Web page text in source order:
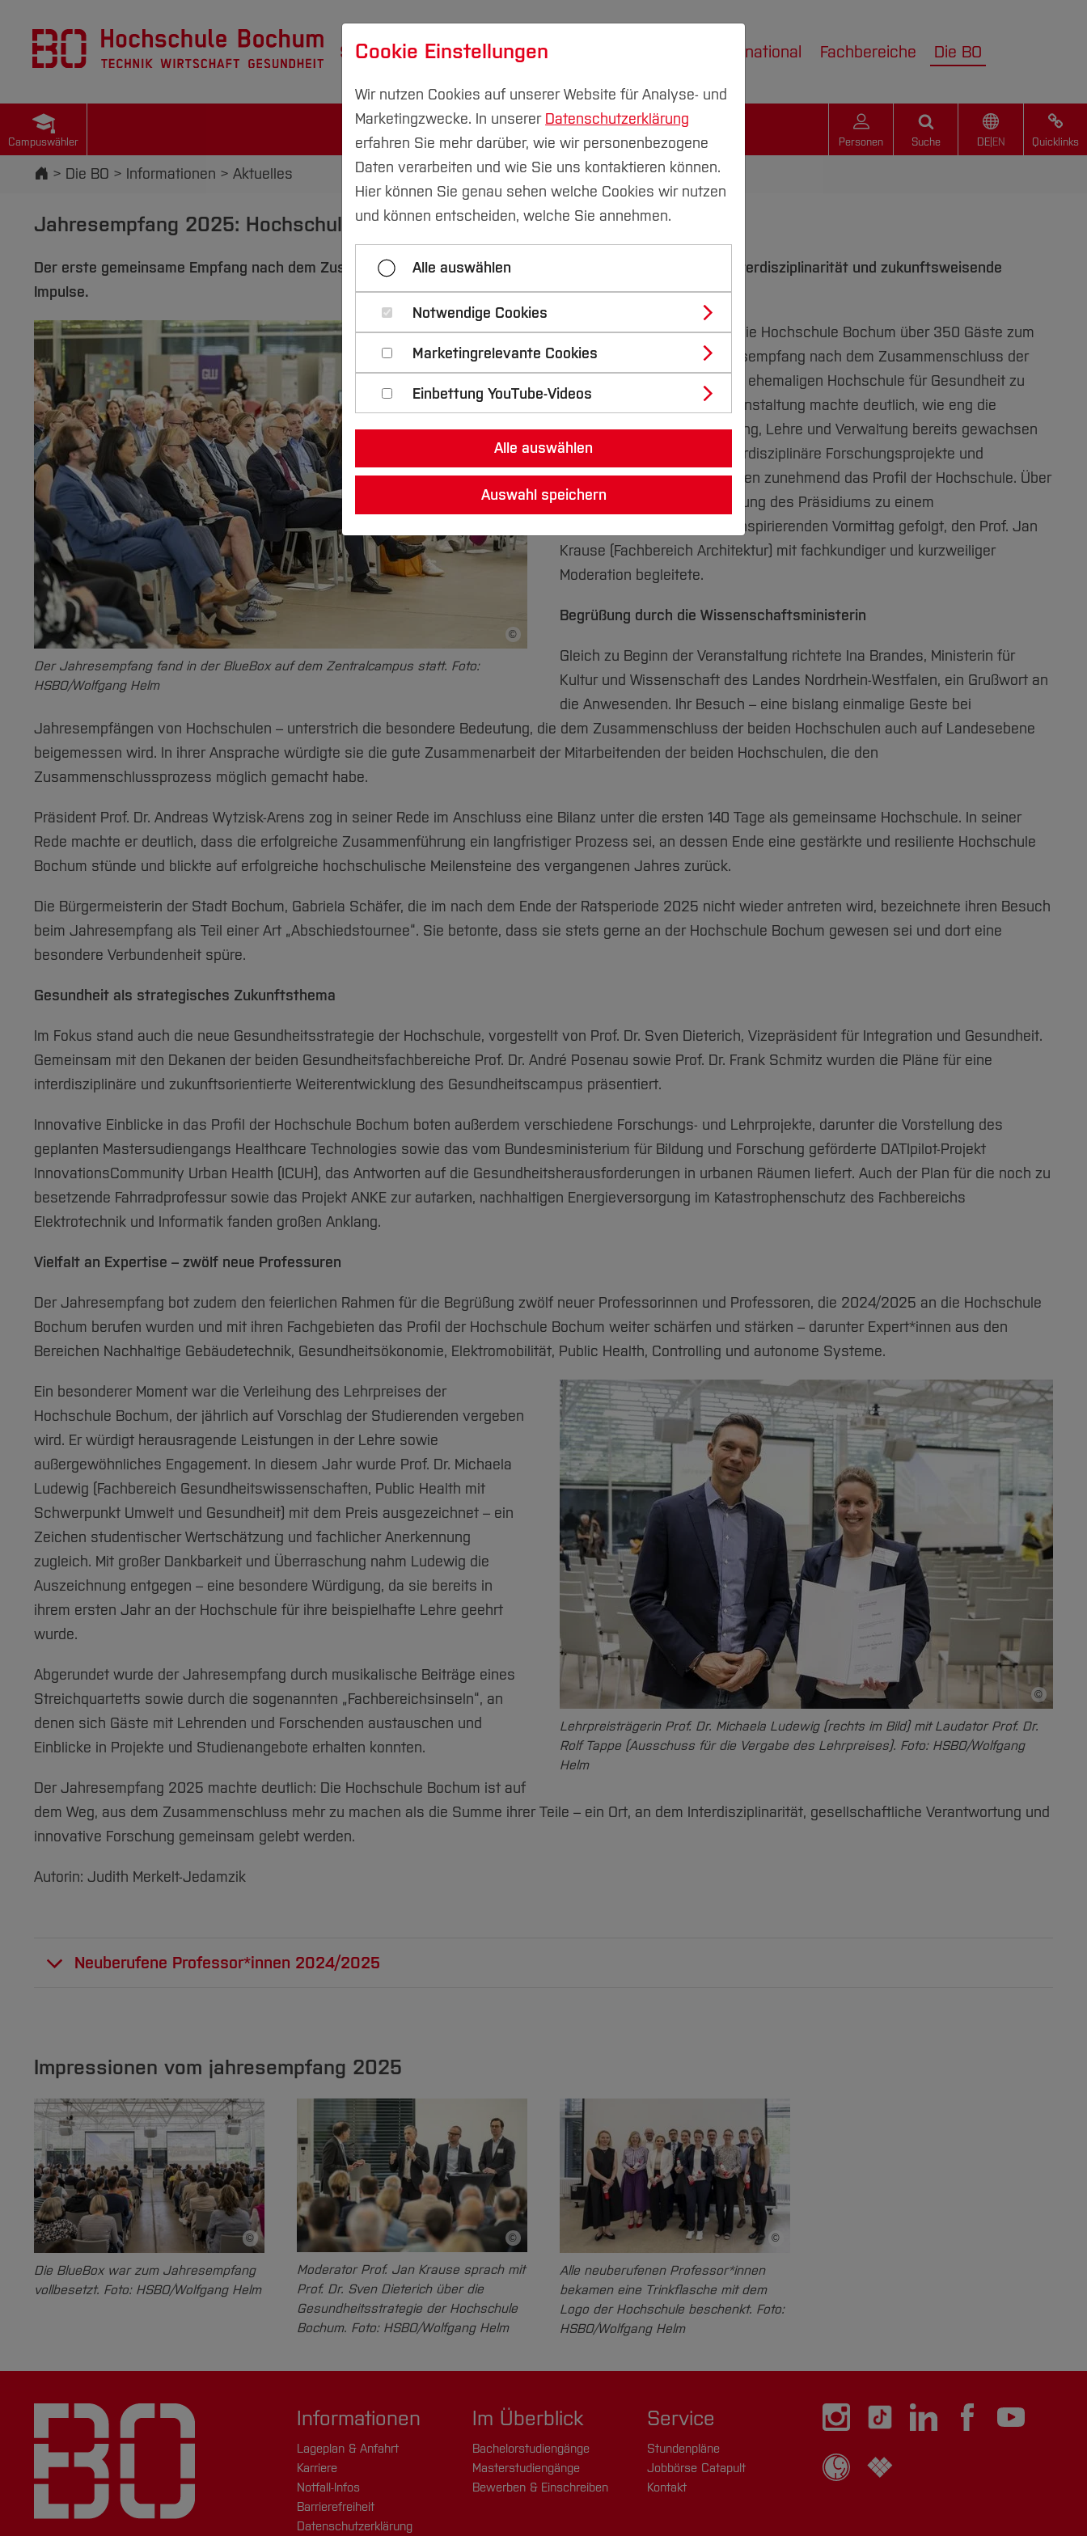
Studium Forschung & Transfer International Fachbereiche Die BO
Campuswähler Personen Suche DE| EN Quicklinks
Startseite
Die BO Informationen Aktuelles
Jahresempfang 2025: Hochschule Bochum zeigt Stärke im Wandel
Der erste gemeinsame Empfang nach dem Zusammenschluss beider Hochschulen demonstriert gelebte Interdisziplinarität und zukunftsweisende
Impulse.
©
Bildnachweis
Der Jahresempfang fand in der BlueBox auf dem Zentralcampus statt. Foto:
HSBO/Wolfgang Helm
Am 20. Mai 2025 begrüßte die Hochschule Bochum über 350 Gäste zum
ersten gemeinsamen Jahresempfang nach dem Zusammenschluss der
Hochschule Bochum mit der ehemaligen Hochschule für Gesundheit zu
Beginn des Jahres. Die Veranstaltung machte deutlich, wie eng die
Zusammenarbeit in Forschung, Lehre und Verwaltung bereits gewachsen
ist: Neue Studiengänge, interdisziplinäre Forschungsprojekte und
gemeinsame Initiativen prägen zunehmend das Profil der Hochschule. Über
350 Gäste waren der Einladung des Präsidiums zu einem
abwechslungsreichen und inspirierenden Vormittag gefolgt, den Prof. Jan
Krause (Fachbereich Architektur) mit fachkundiger und kurzweiliger
Moderation begleitete.
Begrüßung durch die Wissenschaftsministerin
Gleich zu Beginn der Veranstaltung richtete Ina Brandes, Ministerin für
Kultur und Wissenschaft des Landes Nordrhein-Westfalen, ein Grußwort an
die Anwesenden. Ihr Besuch – eine bislang einmalige Geste bei
Jahresempfängen von Hochschulen – unterstrich die besondere Bedeutung, die dem Zusammenschluss der beiden Hochschulen auch auf Landesebene
beigemessen wird. In ihrer Ansprache würdigte sie die gute Zusammenarbeit der Mitarbeitenden der beiden Hochschulen, die den
Zusammenschlussprozess möglich gemacht habe.
Präsident Prof. Dr. Andreas Wytzisk-Arens zog in seiner Rede im Anschluss eine Bilanz unter die ersten 140 Tage als gemeinsame Hochschule. In seiner
Rede machte er deutlich, dass die erfolgreiche Zusammenführung ein langfristiger Prozess sei, an dessen Ende eine gestärkte und resiliente Hochschule
Bochum stünde und blickte auf erfolgreiche hochschulische Meilensteine des vergangenen Jahres zurück.
Die Bürgermeisterin der Stadt Bochum, Gabriela Schäfer, die im nach dem Ende der Ratsperiode 2025 nicht wieder antreten wird, bezeichnete ihren Besuch
beim Jahresempfang als Teil einer Art „Abschiedstournee“. Sie betonte, dass sie stets gerne an der Hochschule Bochum gewesen sei und dort eine
besondere Verbundenheit spüre.
Gesundheit als strategisches Zukunftsthema
Im Fokus stand auch die neue Gesundheitsstrategie der Hochschule, vorgestellt von Prof. Dr. Sven Dieterich, Vizepräsident für Integration und Gesundheit.
Gemeinsam mit den Dekanen der beiden Gesundheitsfachbereiche Prof. Dr. André Posenau sowie Prof. Dr. Frank Schmitz wurden die Pläne für eine
interdisziplinäre und zukunftsorientierte Weiterentwicklung des Gesundheitscampus präsentiert.
Innovative Einblicke in das Profil der Hochschule Bochum boten außerdem verschiedene Forschungs- und Lehrprojekte, darunter die Vorstellung des
geplanten Mastersudiengangs Healthcare Technologies sowie das vom Bundesministerium für Bildung und Forschung geförderte DATIpilot-Projekt
InnovationsCommunity Urban Health (ICUH), das Antworten auf die Gesundheitsherausforderungen in urbanen Räumen liefert. Auch der Plan für die noch zu
besetzende Fahrradprofessur sowie das Projekt ANKE zur autarken, nachhaltigen Energieversorgung im Katastrophenschutz des Fachbereichs
Elektrotechnik und Informatik fanden großen Anklang.
Vielfalt an Expertise – zwölf neue Professuren
Der Jahresempfang bot zudem den feierlichen Rahmen für die Begrüßung zwölf neuer Professorinnen und Professoren, die 2024/2025 an die Hochschule
Bochum berufen wurden und mit ihren Fachgebieten das Profil der Hochschule Bochum weiter schärfen und stärken – darunter Expert*innen aus den
Bereichen Nachhaltige Gebäudetechnik, Gesundheitsökonomie, Elektromobilität, Public Health, Controlling und autonome Systeme.
©
Lehrpreisträgerin Prof. Dr. Michaela Ludewig (rechts im Bild) mit Laudator Prof. Dr.
Rolf Tappe (Ausschuss für die Vergabe des Lehrpreises). Foto: HSBO/Wolfgang
Helm
Ein besonderer Moment war die Verleihung des Lehrpreises der
Hochschule Bochum, der jährlich auf Vorschlag der Studierenden vergeben
wird. Er würdigt herausragende Leistungen in der Lehre sowie
außergewöhnliches Engagement. In diesem Jahr wurde Prof. Dr. Michaela
Ludewig (Fachbereich Gesundheitswissenschaften, Public Health mit
Schwerpunkt Umwelt und Gesundheit) mit dem Preis ausgezeichnet – ein
Zeichen studentischer Wertschätzung und fachlicher Anerkennung
zugleich. Mit großer Dankbarkeit und Überraschung nahm Ludewig die
Auszeichnung entgegen – eine besondere Würdigung, da sie bereits in
ihrem ersten Jahr an der Hochschule für ihre beispielhafte Lehre geehrt
wurde.
Abgerundet wurde der Jahresempfang durch musikalische Beiträge eines
Streichquartetts sowie durch die sogenannten „Fachbereichsinseln“, an
denen sich Gäste mit Lehrenden und Forschenden austauschen und
Einblicke in Projekte und Studienangebote erhalten konnten.
Der Jahresempfang 2025 machte deutlich: Die Hochschule Bochum ist auf
dem Weg, aus dem Zusammenschluss mehr zu machen als die Summe ihrer Teile – ein Ort, an dem Interdisziplinarität, gesellschaftliche Verantwortung und
innovative Forschung gemeinsam gelebt werden.
Autorin: Judith Merkelt-Jedamzik
Neuberufene Professor*innen 2024/2025
Fachbereich Wirtschaft
Allgemeine
Betriebswirtschaftslehre,
insb. Controlling
E-Mail schreiben
Fachbereich Architektur
Nachhaltige
Gebäudetechnik
E-Mail schreiben
BIM, Digitales Planen und
Bauen mit Schwerpunkt
Baumechanik und Statik
E-Mail schreiben
Prof.Michael Danner, Ph.D.
Autonome Systeme
Prof. Dr.Anja Tenberge
Fachbereich Elektrotechnik
E-Mail schreiben
Prof. Dr.Michaela Ludewig
Fachbereich
E-Mail schreiben
Gesundheitsökonomie und
nachhaltige
Impressionen vom jahresempfang 2025
©
Bildnachweis
Die BlueBox war zum Jahresempfang
vollbesetzt. Foto: HSBO/Wolfgang Helm
©
Bildnachweis
Moderator Prof. Jan Krause sprach mit
Prof. Dr. Sven Dieterich über die
Gesundheitsstrategie der Hochschule
Bochum. Foto: HSBO/Wolfgang Helm
©
Bildnachweis
Alle neuberufenen Professor*innen
bekamen eine Trinkflasche mit dem
Logo der Hochschule beschenkt. Foto:
HSBO/Wolfgang Helm
Informationen
Lageplan & Anfahrt
Karriere
Notfall-Infos
Barrierefreiheit
Datenschutzerklärung
Im Überblick
Bachelorstudiengänge
Masterstudiengänge
Bewerben & Einschreiben
Service
Stundenpläne
Jobbörse Catapult
Kontakt
Cookie Einstellungen
Wir nutzen Cookies auf unserer Website für Analyse- und
Marketingzwecke. In unserer Datenschutzerklärung
erfahren Sie mehr darüber, wie wir personenbezogene
Daten verarbeiten und wie Sie uns kontaktieren können.
Hier können Sie genau sehen welche Cookies wir nutzen
und können entscheiden, welche Sie annehmen.
Alle auswählen
Notwendige Cookies
Marketingrelevante Cookies
Einbettung YouTube-Videos
Alle auswählen
Auswahl speichern